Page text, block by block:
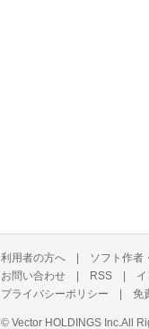
利用者の方へ | ソフト作者
お問い合わせ | RSS |
プライバシーポリシー | 免
© Vector HOLDINGS Inc. All